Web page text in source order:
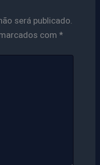
será publicado.
com *